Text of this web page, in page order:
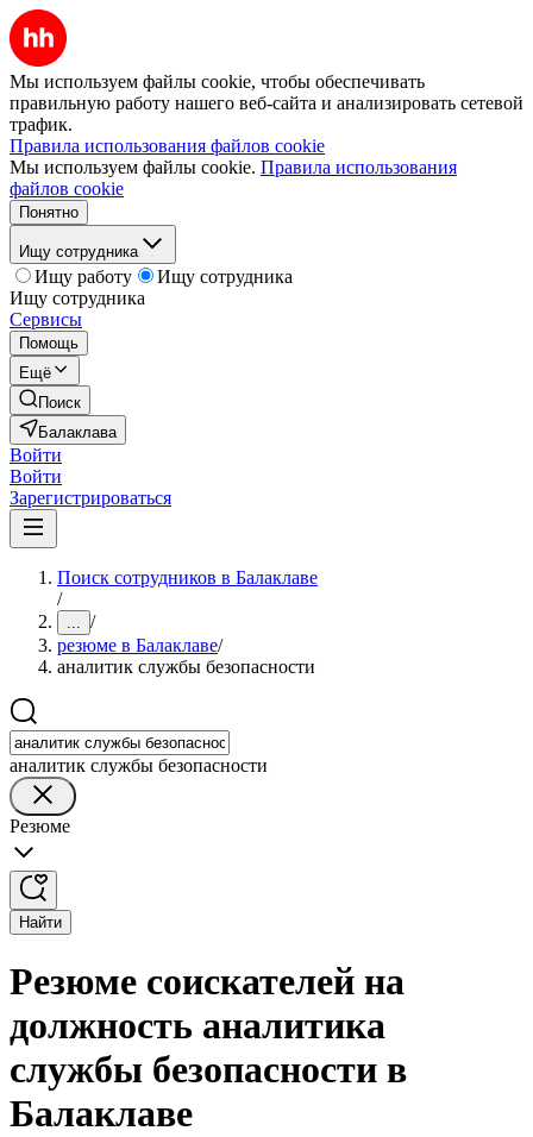
Мы используем файлы cookie, чтобы обеспечивать
правильную работу нашего веб-сайта и анализировать сетевой
трафик.
Правила использования файлов cookie
Мы используем файлы cookie. Правила использования
файлов cookie
Понятно
Ищу сотрудника
Ищу работу
Ищу сотрудника
Ищу сотрудника
Сервисы
Помощь
Ещё
Поиск
Балаклава
Войти
Войти
Зарегистрироваться
Поиск сотрудников в Балаклаве
/
... /
резюме в Балаклаве/
аналитик службы безопасности
аналитик службы безопасности
Резюме
Найти
Резюме соискателей на
должность аналитика
службы безопасности в
Балаклаве